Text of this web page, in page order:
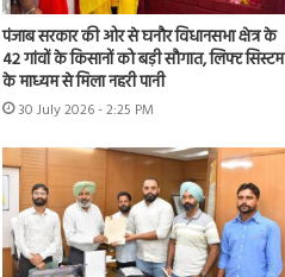
पंजाब सरकार की ओर से घनौर विधानसभा क्षेत्र के
42 गांवों के किसानों को बड़ी सौगात, लिफ्ट सिस्टम
के माध्यम से मिला नहरी पानी
30 July 2026 - 2:25 PM